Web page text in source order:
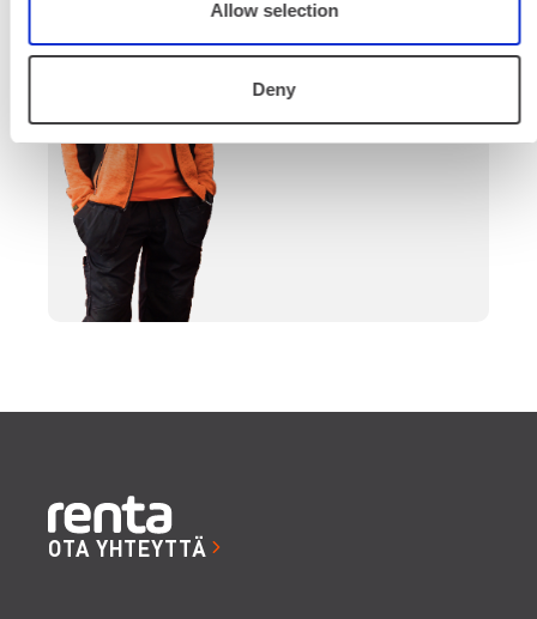
Allow selection
Deny
valinnasta projektin
päättymiseen.
OTA YHTEYTTÄ